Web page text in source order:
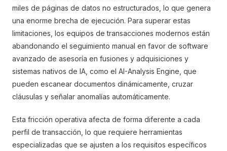
miles de páginas de datos no estructurados, lo que genera
una enorme brecha de ejecución. Para superar estas
limitaciones, los equipos de transacciones modernos están
abandonando el seguimiento manual en favor de software
avanzado de asesoría en fusiones y adquisiciones y
sistemas nativos de IA, como el AI-Analysis Engine, que
pueden escanear documentos dinámicamente, cruzar
cláusulas y señalar anomalías automáticamente.
Esta fricción operativa afecta de forma diferente a cada
perfil de transacción, lo que requiere herramientas
especializadas que se ajusten a los requisitos específicos